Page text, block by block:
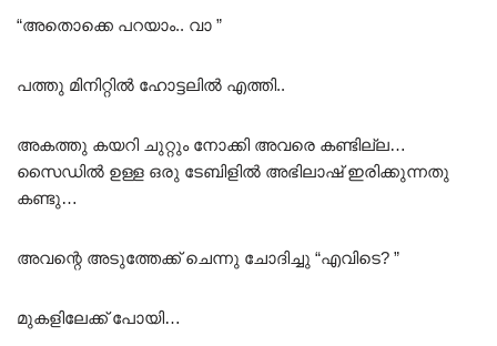
“അതൊക്കെ പറയാം.. വാ ”
പത്തു മിനിറ്റിൽ ഹോട്ടലിൽ എത്തി..
അകത്തു കയറി ചുറ്റും നോക്കി അവരെ കണ്ടില്ല…
സൈഡിൽ ഉള്ള ഒരു ടേബിളിൽ അഭിലാഷ് ഇരിക്കുന്നതു
കണ്ടു…
അവന്റെ അടുത്തേക്ക് ചെന്നു ചോദിച്ചു “എവിടെ? ”
മുകളിലേക്ക് പോയി…